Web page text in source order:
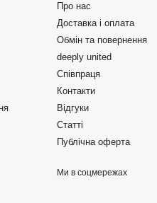
Про нас
Доставка і оплата
Обмін та повернення
deeply united
Співпраця
Контакти
Відгуки
Статті
Публічна оферта
Ми в соцмережах